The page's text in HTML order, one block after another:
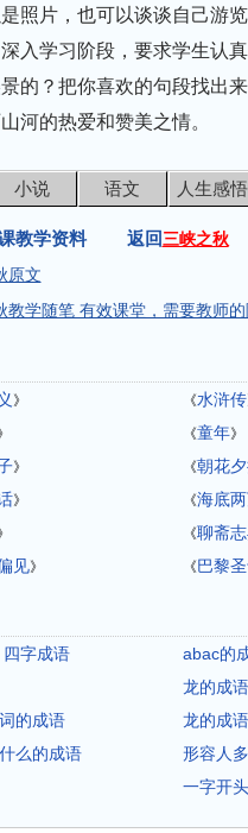
照片，也可以谈谈自己游
入学习阶段，要求学生认
的？把你喜欢的句段找出
河的热爱和赞美之情。
小说 语文 人生感悟
课教学资料 返回三峡之秋
原文
教学随笔 有效课堂，需要教师
》 《水浒传
《童年》
》 《朝花
》 《海底
《聊斋
见》 《巴黎
字成语
abac的
龙的成语
的成语
龙的成语
么的成语
形容人
一字开